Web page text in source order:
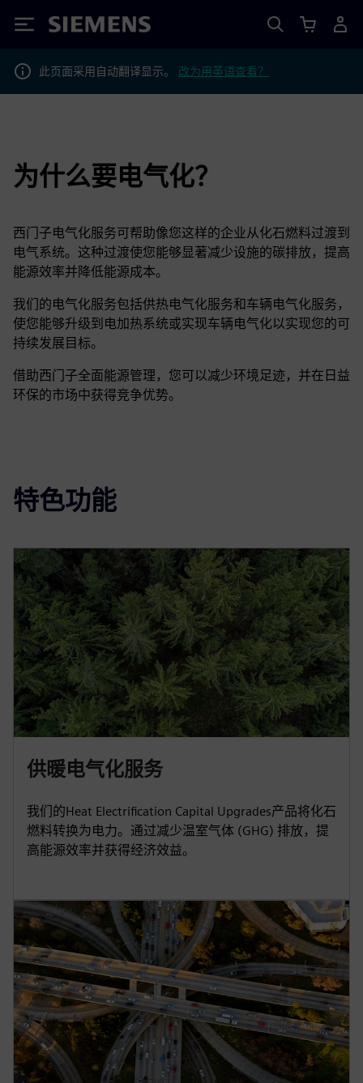
Siemens
此页面采用自动翻译显示。 改为用英语查看？
为什么要电气化？
西门子电气化服务可帮助像您这样的企业从化石燃料过渡到
电气系统。这种过渡使您能够显著减少设施的碳排放，提高
能源效率并降低能源成本。
我们的电气化服务包括供热电气化服务和车辆电气化服务，
使您能够升级到电加热系统或实现车辆电气化以实现您的可
持续发展目标。
借助西门子全面能源管理，您可以减少环境足迹，并在日益
环保的市场中获得竞争优势。
特色功能
供暖电气化服务
我们的Heat Electrification Capital Upgrades产品将化石
燃料转换为电力。通过减少温室气体 (GHG) 排放，提
高能源效率并获得经济效益。